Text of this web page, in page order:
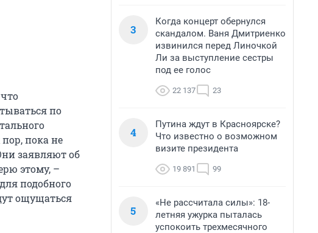
по
пока не
заявляют об
этому, –
подобного
ощущаться
3
Когда концерт обернулся
скандалом. Ваня Дмитриенко
извинился перед Линочкой
Ли за выступление сестры
под ее голос
22 137 23
4
Путина ждут в Красноярске?
Что известно о возможном
визите президента
19 891 99
5
«Не рассчитала силы»: 18-
летняя ужурка пыталась
успокоить трехмесячного